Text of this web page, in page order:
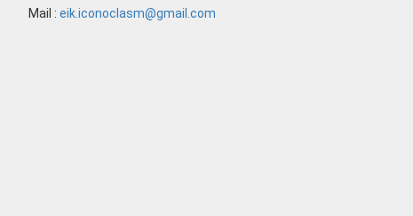
Mail : eik.iconoclasm@gmail.com